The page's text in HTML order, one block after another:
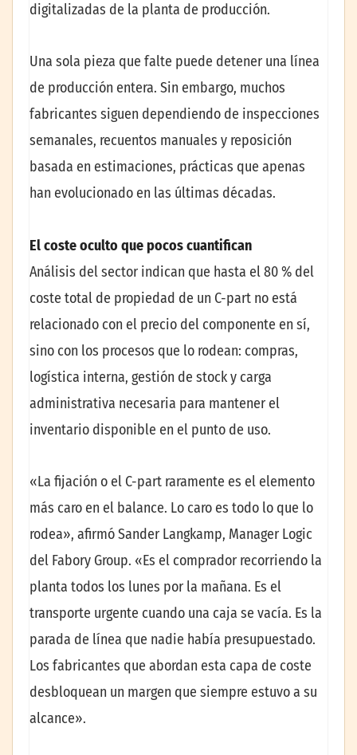
digitalizadas de la planta de producción.
Una sola pieza que falte puede detener una línea
de producción entera. Sin embargo, muchos
fabricantes siguen dependiendo de inspecciones
semanales, recuentos manuales y reposición
basada en estimaciones, prácticas que apenas
han evolucionado en las últimas décadas.
El coste oculto que pocos cuantifican
Análisis del sector indican que hasta el 80 % del
coste total de propiedad de un C-part no está
relacionado con el precio del componente en sí,
sino con los procesos que lo rodean: compras,
logística interna, gestión de stock y carga
administrativa necesaria para mantener el
inventario disponible en el punto de uso.
«La fijación o el C-part raramente es el elemento
más caro en el balance. Lo caro es todo lo que lo
rodea», afirmó Sander Langkamp, Manager Logic
del Fabory Group. «Es el comprador recorriendo la
planta todos los lunes por la mañana. Es el
transporte urgente cuando una caja se vacía. Es la
parada de línea que nadie había presupuestado.
Los fabricantes que abordan esta capa de coste
desbloquean un margen que siempre estuvo a su
alcance».